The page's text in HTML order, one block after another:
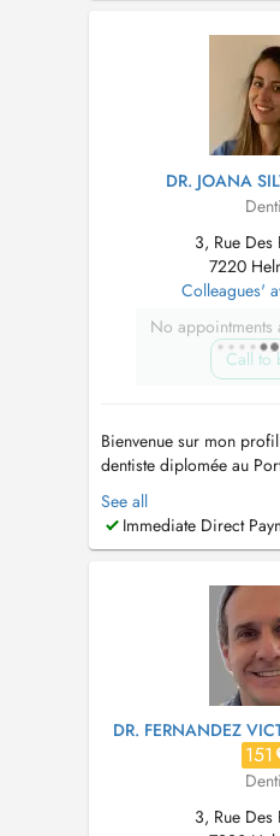
importance à lécoute du
famille, afin de proposer
DR. JOANA
3, Rue Des
7220
Colleagues'
No appointments
Call to
Bienvenue sur mon
dentiste diplomée au
je me suis consacrée
*Orthodontie (adultes et
esthétiques
*Chirurgie * Dentisterie
See all
Immediate Direct
DR. FERNANDEZ
151
3, Rue Des